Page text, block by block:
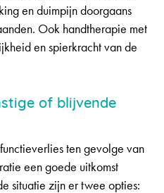
en duimpijn doorgaans
Ook handtherapie met
en spierkracht van de
of blijvende
ten gevolge van
een goede uitkomst
situatie zijn er twee opties: